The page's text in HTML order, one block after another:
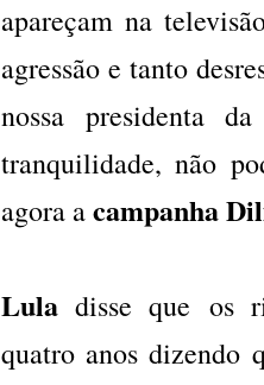
apareçam na
agressão e tanto
nossa presidenta
tranquilidade, não
agora acampanha
Lula disse que os
quatro anos dizendo